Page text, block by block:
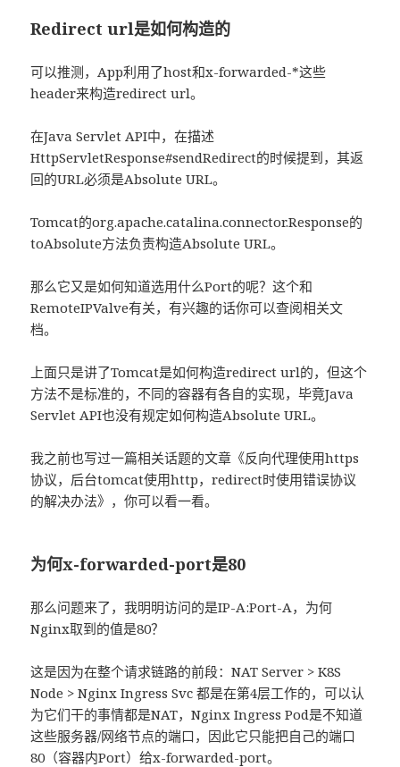
Redirect url是如何构造的
可以推测，App利用了host和x-forwarded-*这些
header来构造redirect url。
在Java Servlet API中，在描述
HttpServletResponse#sendRedirect的时候提到，其返
回的URL必须是Absolute URL。
Tomcat的org.apache.catalina.connector.Response的
toAbsolute方法负责构造Absolute URL。
那么它又是如何知道选用什么Port的呢？这个和
RemoteIPValve有关，有兴趣的话你可以查阅相关文
档。
上面只是讲了Tomcat是如何构造redirect url的，但这个
方法不是标准的，不同的容器有各自的实现，毕竟Java
Servlet API也没有规定如何构造Absolute URL。
我之前也写过一篇相关话题的文章《反向代理使用https
协议，后台tomcat使用http，redirect时使用错误协议
的解决办法》，你可以看一看。
为何x-forwarded-port是80
那么问题来了，我明明访问的是IP-A:Port-A，为何
Nginx取到的值是80？
这是因为在整个请求链路的前段：NAT Server > K8S
Node > Nginx Ingress Svc 都是在第4层工作的，可以认
为它们干的事情都是NAT，Nginx Ingress Pod是不知道
这些服务器/网络节点的端口，因此它只能把自己的端口
80（容器内Port）给x-forwarded-port。